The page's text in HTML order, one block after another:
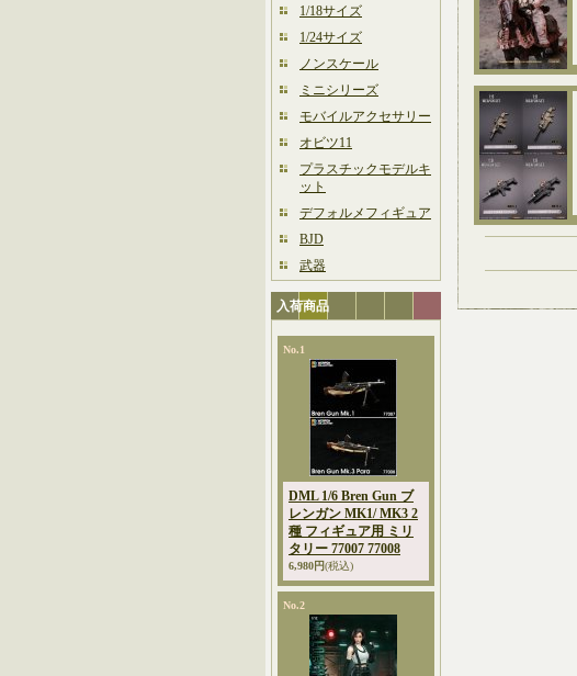
1/18サイズ
1/24サイズ
ノンスケール
ミニシリーズ
モバイルアクセサリー
オビツ11
プラスチックモデルキ
ット
デフォルメフィギュア
BJD
武器
入荷商品
No.1
DML 1/6 Bren Gun ブ
レンガン MK1/ MK3 2
種 フィギュア用 ミリ
タリー 77007 77008
6,980円(税込)
No.2